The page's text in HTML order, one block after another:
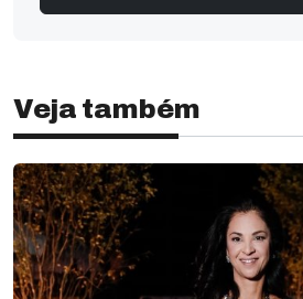
Veja também